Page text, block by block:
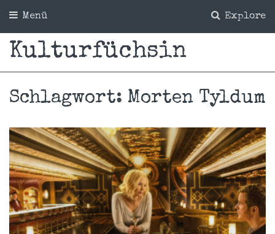
Explore
Menü
Kulturfüchsin
Schlagwort: Morten Tyldum